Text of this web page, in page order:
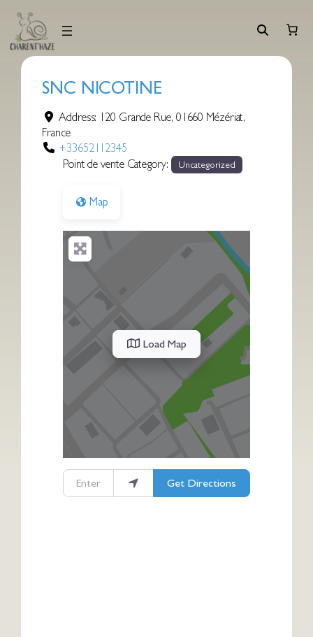
contenu
SNC NICOTINE
Address: 120 Grande Rue, 01660 Mézériat,
France
+33652112345
Point de vente Category:
Uncategorized
Map
Load Map
Enter your location
Get Directions